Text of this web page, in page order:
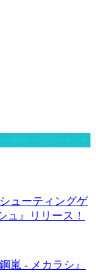
ューティングゲ
ュ』リリース！
嵐 - メカラシ』